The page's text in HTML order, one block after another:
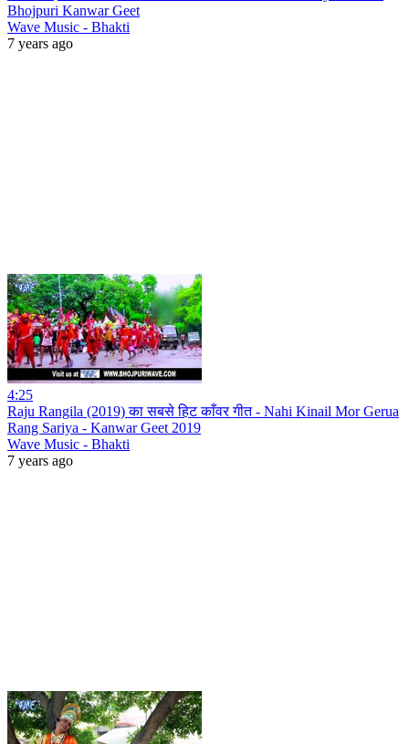
Bhojpuri Kanwar Geet
Wave Music - Bhakti
7 years ago
4:25
Raju Rangila (2019) का सबसे हिट काँवर गीत - Nahi Kinail Mor Gerua
Rang Sariya - Kanwar Geet 2019
Wave Music - Bhakti
7 years ago